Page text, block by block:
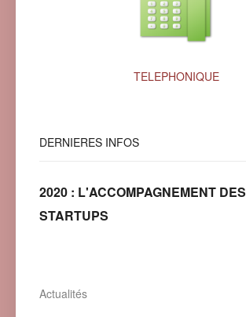
TELEPHONIQUE
DERNIERES INFOS
2020 : L'ACCOMPAGNEMENT DES
STARTUPS
Actualités